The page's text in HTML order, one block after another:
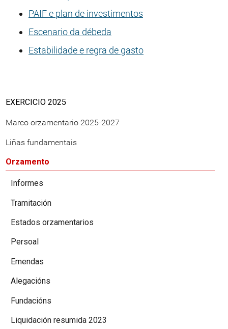
PAIF e plan de investimentos
Escenario da débeda
Estabilidade e regra de gasto
EXERCICIO 2025
Marco orzamentario 2025-2027
Liñas fundamentais
Orzamento
Informes
Tramitación
Estados orzamentarios
Persoal
Emendas
Alegacións
Fundacións
Liquidación resumida 2023